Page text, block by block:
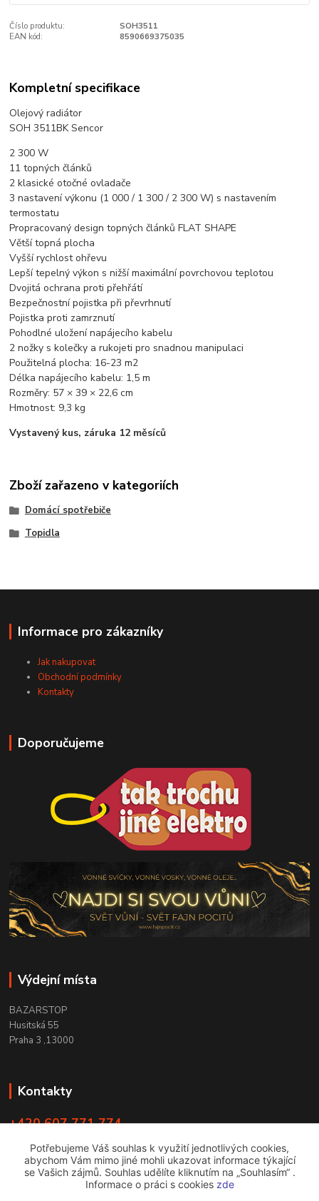
Číslo produktu:
SOH3511
EAN kód:
8590669375035
Kompletní specifikace
Olejový radiátor
SOH 3511BK Sencor
2 300 W
11 topných článků
2 klasické otočné ovladače
3 nastavení výkonu (1 000 / 1 300 / 2 300 W) s nastavením
termostatu
Propracovaný design topných článků FLAT SHAPE
Větší topná plocha
Vyšší rychlost ohřevu
Lepší tepelný výkon s nižší maximální povrchovou teplotou
Dvojitá ochrana proti přehřátí
Bezpečnostní pojistka při převrhnutí
Pojistka proti zamrznutí
Pohodlné uložení napájecího kabelu
2 nožky s kolečky a rukojeti pro snadnou manipulaci
Použitelná plocha: 16-23 m2
Délka napájecího kabelu: 1,5 m
Rozměry: 57 × 39 × 22,6 cm
Hmotnost: 9,3 kg
Vystavený kus, záruka 12 měsíců
Zboží zařazeno v kategoriích
Domácí spotřebiče
Topidla
Informace pro zákazníky
Jak nakupovat
Obchodní podmínky
Kontakty
Doporučujeme
Výdejní místa
BAZARSTOP
Husitská 55
Praha 3 ,13000
Kontakty
+420 607 771 774
info@bazarstop.cz
Potřebujeme Váš souhlas k využití jednotlivých cookies,
abychom Vám mimo jiné mohli ukazovat informace týkající
se Vašich zájmů. Souhlas udělíte kliknutím na „Souhlasím“ .
Informace o práci s cookies zde